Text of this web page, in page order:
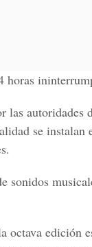
horas
las autoridades
se instalan
sonidos
octava edición